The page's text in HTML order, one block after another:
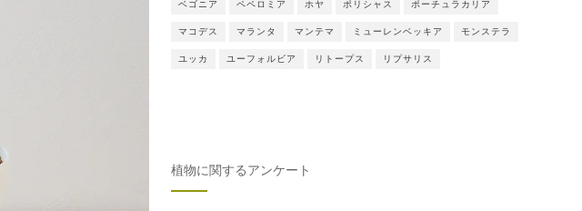
ベゴニア ペペロミア ホヤ ポリシャス ポーチュラカリア
マコデス マランタ マンテマ ミューレンベッキア モンステラ
ユッカ ユーフォルビア リトープス リプサリス
植物に関するアンケート